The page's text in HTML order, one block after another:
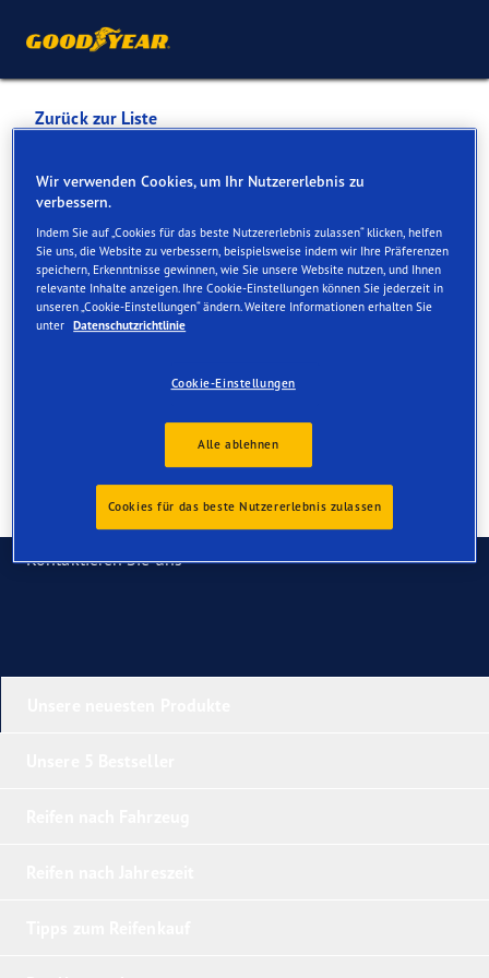
Zurück zur Liste
RAINER
KRAFTFAHRZEUGHANDELS
AG
Dienste online und vor Ort verfügbar
Serviceleistungen
Kontaktieren Sie uns
Wir verwenden Cookies, um Ihr Nutzererlebnis zu
verbessern.
Indem Sie auf „Cookies für das beste Nutzererlebnis zulassen“ klicken, helfen
Sie uns, die Website zu verbessern, beispielsweise indem wir Ihre Präferenzen
speichern, Erkenntnisse gewinnen, wie Sie unsere Website nutzen, und Ihnen
relevante Inhalte anzeigen. Ihre Cookie-Einstellungen können Sie jederzeit in
unseren „Cookie-Einstellungen“ ändern. Weitere Informationen erhalten Sie
unter Datenschutzrichtlinie
Cookie-Einstellungen
Alle ablehnen
Cookies für das beste Nutzererlebnis zulassen